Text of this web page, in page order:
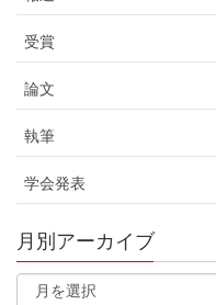
受賞
論文
執筆
学会発表
月別アーカイブ